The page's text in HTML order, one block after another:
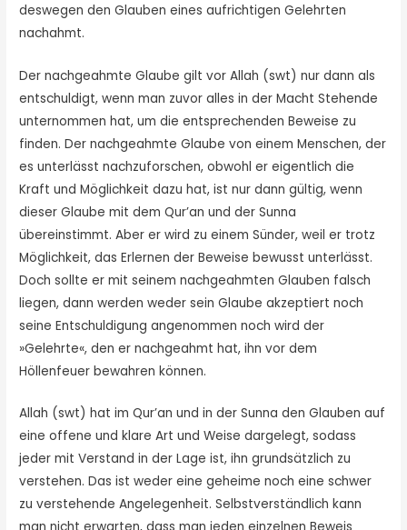
deswegen den Glauben eines aufrichtigen Gelehrten
nachahmt.
Der nachgeahmte Glaube gilt vor Allah (swt) nur dann als
entschuldigt, wenn man zuvor alles in der Macht Stehende
unternommen hat, um die entsprechenden Beweise zu
finden. Der nachgeahmte Glaube von einem Menschen, der
es unterlässt nachzuforschen, obwohl er eigentlich die
Kraft und Möglichkeit dazu hat, ist nur dann gültig, wenn
dieser Glaube mit dem Qur’an und der Sunna
übereinstimmt. Aber er wird zu einem Sünder, weil er trotz
Möglichkeit, das Erlernen der Beweise bewusst unterlässt.
Doch sollte er mit seinem nachgeahmten Glauben falsch
liegen, dann werden weder sein Glaube ak­zeptiert noch
seine Entschuldigung angenommen noch wird der
»Gelehrte«, den er nachgeahmt hat, ihn vor dem
Höllenfeuer bewahren können.
Allah (swt) hat im Qur’an und in der Sunna den Glauben auf
eine offene und klare Art und Weise dargelegt, sodass
jeder mit Verstand in der Lage ist, ihn grundsätzlich zu
verstehen. Das ist weder eine geheime noch eine schwer
zu verstehende Angelegenheit. Selbstverständ­lich kann